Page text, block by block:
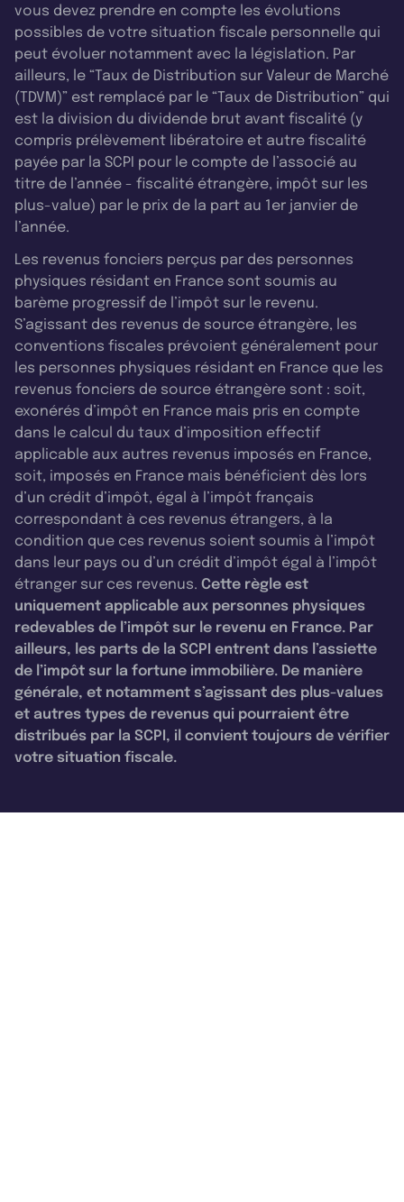
vous devez prendre en compte les évolutions
possibles de votre situation fiscale personnelle qui
peut évoluer notamment avec la législation. Par
ailleurs, le “Taux de Distribution sur Valeur de Marché
(TDVM)” est remplacé par le “Taux de Distribution” qui
est la division du dividende brut avant fiscalité (y
compris prélèvement libératoire et autre fiscalité
payée par la SCPI pour le compte de l’associé au
titre de l’année - fiscalité étrangère, impôt sur les
plus-value) par le prix de la part au 1er janvier de
l’année.
Les revenus fonciers perçus par des personnes
physiques résidant en France sont soumis au
barème progressif de l’impôt sur le revenu.
S’agissant des revenus de source étrangère, les
conventions fiscales prévoient généralement pour
les personnes physiques résidant en France que les
revenus fonciers de source étrangère sont : soit,
exonérés d’impôt en France mais pris en compte
dans le calcul du taux d’imposition effectif
applicable aux autres revenus imposés en France,
soit, imposés en France mais bénéficient dès lors
d’un crédit d’impôt, égal à l’impôt français
correspondant à ces revenus étrangers, à la
condition que ces revenus soient soumis à l’impôt
dans leur pays ou d’un crédit d’impôt égal à l’impôt
étranger sur ces revenus. Cette règle est
uniquement applicable aux personnes physiques
redevables de l’impôt sur le revenu en France. Par
ailleurs, les parts de la SCPI entrent dans l’assiette
de l’impôt sur la fortune immobilière. De manière
générale, et notamment s’agissant des plus-values
et autres types de revenus qui pourraient être
distribués par la SCPI, il convient toujours de vérifier
votre situation fiscale.